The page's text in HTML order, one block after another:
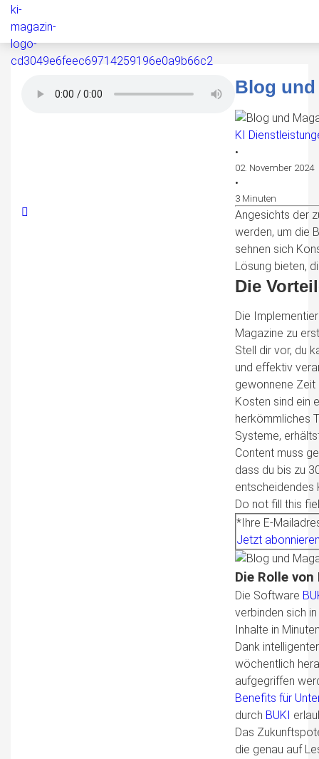
Blog
KI
•
02. November 2024
•
3 Minuten
Angesichts der
werden, um die
sehnen sich
Lösung bieten,
Die
Die
Magazine zu
Stell dir vor, du
und effektiv
gewonnene
Kosten sind ein
herkömmliches
Systeme,
Content muss
dass du bis zu
entscheidendes
Do not fill this
*Ihre E-
Jetzt
Die Rolle
Die Software
verbinden sich
Inhalte in
Dank
wöchentlich
aufgegriffen
Benefits für
durch BUKI
Das
die genau auf